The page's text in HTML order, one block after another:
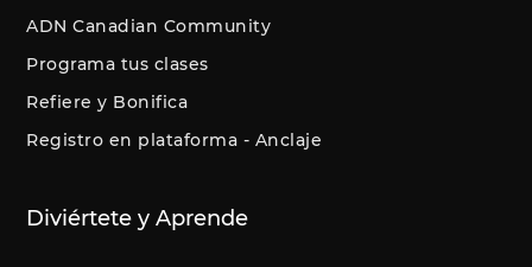
ADN Canadian Community
Programa tus clases
Refiere y Bonifica
Registro en plataforma - Anclaje
Diviértete y Aprende